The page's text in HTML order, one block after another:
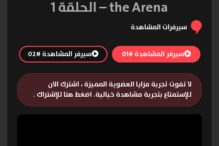
the Arena – الحلقة 1
سيرفرات المشاهدة
سيرفر المشاهدة #01 سيرفر المشاهدة #02
لا تفوت تجربة مزايا العضوية المميزة ، اشترك الان
للإستمتاع بتجربة مشاهدة خيالية. اضغط هنا للإشتراك .